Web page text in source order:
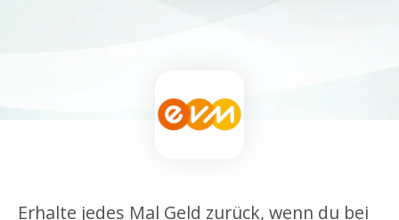
Erhalte jedes Mal Geld zurück, wenn du bei